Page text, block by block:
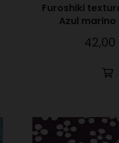
Furoshiki
Azul marino
Precio